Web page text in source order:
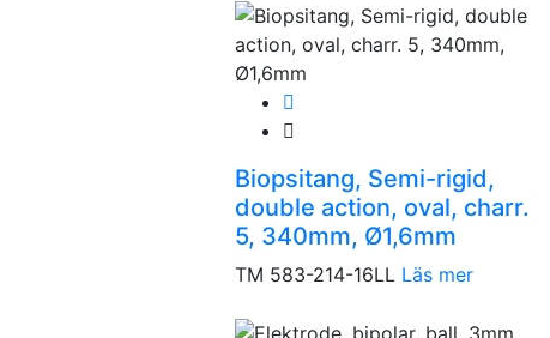
Biopsitang, Semi-rigid,
double action, oval, charr.
5, 340mm, Ø1,6mm
TM 583-214-16LL Läs mer